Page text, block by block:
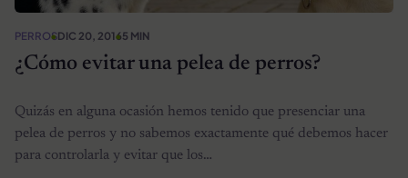
PERROSDIC 20, 20165 MIN
¿Cómo evitar una pelea de perros?
Quizás en alguna ocasión hemos tenido que presenciar una
pelea de perros y no sabemos exactamente qué debemos hacer
para controlarla y evitar que los…